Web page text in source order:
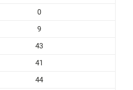
0
9
43
41
44